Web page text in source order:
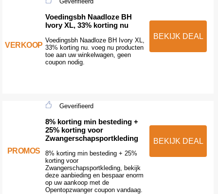
VERKOOP
Voedingsbh Naadloze BH
Ivory XL, 33% korting nu
Voedingsbh Naadloze BH Ivory XL,
33% korting nu. voeg nu producten
toe aan uw winkelwagen, geen
coupon nodig.
BEKIJK DEAL
PROMOS
Geverifieerd
8% korting min besteding +
25% korting voor
Zwangerschapsportkleding
8% korting min besteding + 25%
korting voor
Zwangerschapsportkleding, bekijk
deze aanbieding en bespaar enorm
op uw aankoop met de
Opentopzwanger coupon vandaag.
BEKIJK DEAL